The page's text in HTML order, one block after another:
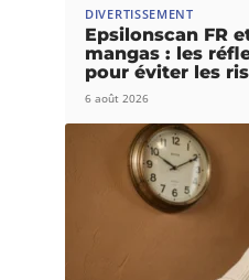
DIVERTISSEMENT
Epsilonscan FR
mangas : les
pour éviter les
6 août 2026